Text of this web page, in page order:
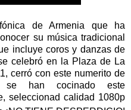
de Armenia que ha
su música tradicional
incluye coros y danzas de
celebró en la Plaza de La
cerró con este numerito de
han cocinado este
seleccionad calidad 1080p